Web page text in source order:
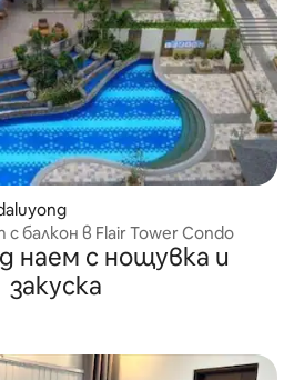
балкон в Flair Tower Condo
наем с нощувка и
закуска